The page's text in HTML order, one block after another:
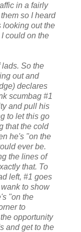
in a fairly
so I heard
looking out the
could on the
So the
out and
declares
scumbag #1
and pull his
to let this go
that the cold
he's "on the
ever be.
the lines of
that. To
left, #1 goes
to show
"on the
to
opportunity
and get to the